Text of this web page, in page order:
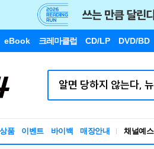
eBook 크레마클럽 CD/LP DVD/BD
품 이벤트 바이백 매장안내 채널예스